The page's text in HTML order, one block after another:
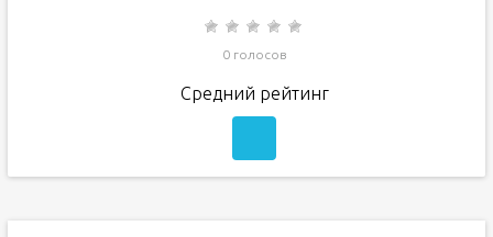
0 голосов
Средний рейтинг